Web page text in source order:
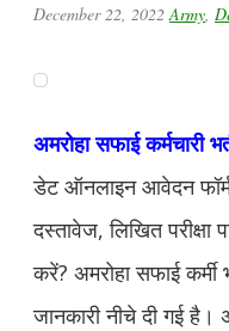
December 22, 2022 Army
अमरोहा सफाई कर्मचारी
डेट ऑनलाइन आवेदन
दस्तावेज, लिखित
करें? अमरोहा सफाई
जानकारी नीचे दी गई है।